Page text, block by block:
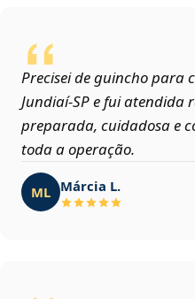
Precisei de guincho para
Jundiaí‑SP e fui atendida
preparada, cuidadosa e
toda a operação.
ML Márcia L.